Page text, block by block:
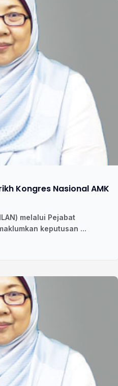
Kongres Nasional AMK
melalui Pejabat
keputusan ...